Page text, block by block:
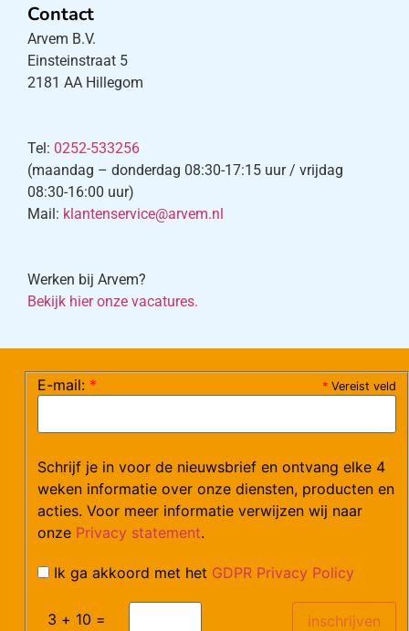
Contact
Arvem B.V.
Einsteinstraat 5
2181 AA Hillegom
Tel: 0252-533256
(maandag – donderdag 08:30-17:15 uur / vrijdag
08:30-16:00 uur)
Mail: klantenservice@arvem.nl
Werken bij Arvem?
Bekijk hier onze vacatures.
©Arvem
* Vereist veld
E-mail: *
Schrijf je in voor de nieuwsbrief en ontvang elke 4
weken informatie over onze diensten, producten en
acties. Voor meer informatie verwijzen wij naar
onze Privacy statement.
Ik ga akkoord met het GDPR Privacy Policy
3 + 10 =